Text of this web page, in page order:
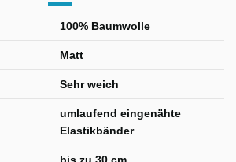
100% Baumwolle
Matt
Sehr weich
umlaufend eingenähte
Elastikbänder